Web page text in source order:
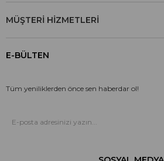
MÜŞTERİ HİZMETLERİ
E-BÜLTEN
Tüm yeniliklerden önce sen haberdar ol!